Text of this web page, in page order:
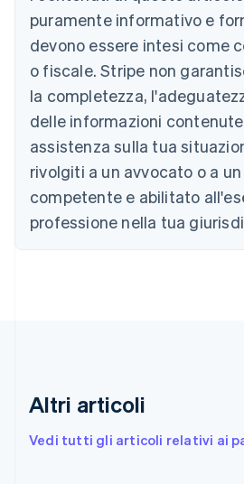
puramente informativo e
devono essere intesi come
o fiscale. Stripe non
la completezza,
delle informazioni
assistenza sulla tua
rivolgiti a un avvocato o a
competente e abilitato
professione nella tua
Altri articoli
Vedi tutti gli articoli relativi ai
DeutschEnglish
Belgio
Nederlands Français English
Brasile
PortuguêsEnglish
Bulgaria
Canada
EnglishFrançais
Cina continentale
简体中文English
Cipro
Finlandia
Francia